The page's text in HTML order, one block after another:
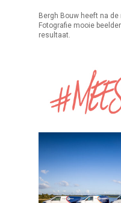
Bergh Bouw heeft na
Fotografie mooie
resultaat.